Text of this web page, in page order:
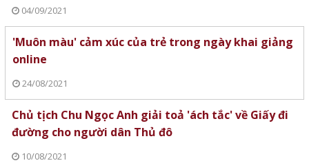
04/09/2021
'Muôn màu' cảm xúc của trẻ trong ngày khai giảng
online
24/08/2021
Chủ tịch Chu Ngọc Anh giải toả 'ách tắc' về Giấy đi
đường cho người dân Thủ đô
10/08/2021